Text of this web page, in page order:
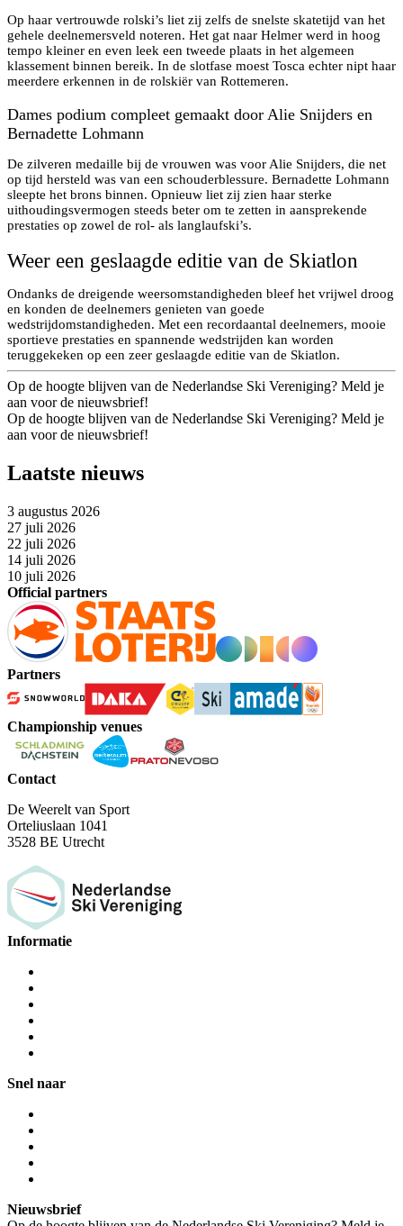
Op haar vertrouwde rolski’s liet zij zelfs de snelste skatetijd van het
gehele deelnemersveld noteren. Het gat naar Helmer werd in hoog
tempo kleiner en even leek een tweede plaats in het algemeen
klassement binnen bereik. In de slotfase moest Tosca echter nipt haar
meerdere erkennen in de rolskiër van Rottemeren.
Dames podium compleet gemaakt door Alie Snijders en
Bernadette Lohmann
De zilveren medaille bij de vrouwen was voor Alie Snijders, die net
op tijd hersteld was van een schouderblessure. Bernadette Lohmann
sleepte het brons binnen. Opnieuw liet zij zien haar sterke
uithoudingsvermogen steeds beter om te zetten in aansprekende
prestaties op zowel de rol- als langlaufski’s.
Weer een geslaagde editie van de Skiatlon
Ondanks de dreigende weersomstandigheden bleef het vrijwel droog
en konden de deelnemers genieten van goede
wedstrijdomstandigheden. Met een recordaantal deelnemers, mooie
sportieve prestaties en spannende wedstrijden kan worden
teruggekeken op een zeer geslaagde editie van de Skiatlon.
Op de hoogte blijven van de Nederlandse Ski Vereniging? Meld je
aan voor de nieuwsbrief!
Op de hoogte blijven van de Nederlandse Ski Vereniging? Meld je
aan voor de nieuwsbrief!
Laatste nieuws
3 augustus 2026
27 juli 2026
22 juli 2026
14 juli 2026
10 juli 2026
Official partners
Partners
Championship venues
Contact
De Weerelt van Sport
Orteliuslaan 1041
3528 BE Utrecht
Informatie
Snel naar
Nieuwsbrief